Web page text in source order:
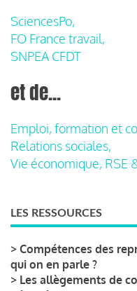
SciencesPo,
FO France travail,
SNPEA CFDT
et de...
Emploi, formation et
Relations sociales,
Vie économique, RSE
LES RESSOURCES
> Compétences des
qui on en parle ?
> Les allègements de